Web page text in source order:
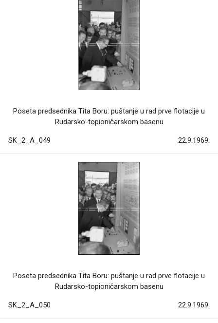
Poseta predsednika Tita Boru: puštanje u rad prve flotacije u
Rudarsko-topioničarskom basenu
SK_2_A_049 22.9.1969.
Poseta predsednika Tita Boru: puštanje u rad prve flotacije u
Rudarsko-topioničarskom basenu
SK_2_A_050 22.9.1969.